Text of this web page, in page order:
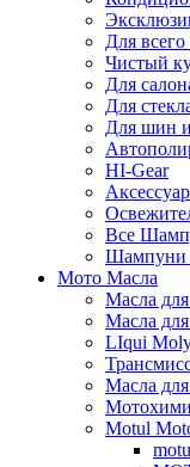
Для
Чистый
Для
Для
Для шин
HI-Gear
Все
Шампуни
Мото Масла
Масла
Масла
LIqui
Масла
Motul